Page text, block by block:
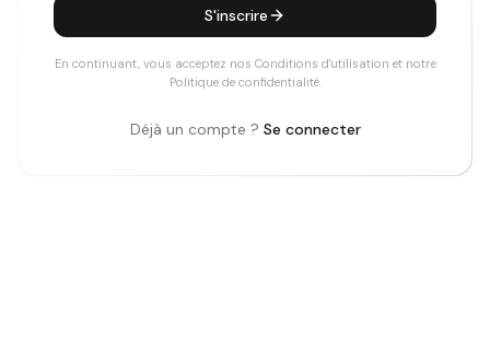
S'inscrire
En continuant, vous acceptez nos Conditions d'utilisation et notre
Politique de confidentialité.
Déjà un compte ? Se connecter